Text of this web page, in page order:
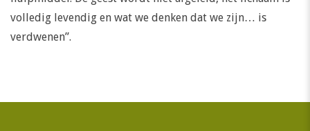
volledig levendig en wat we denken dat we zijn… is
verdwenen”.